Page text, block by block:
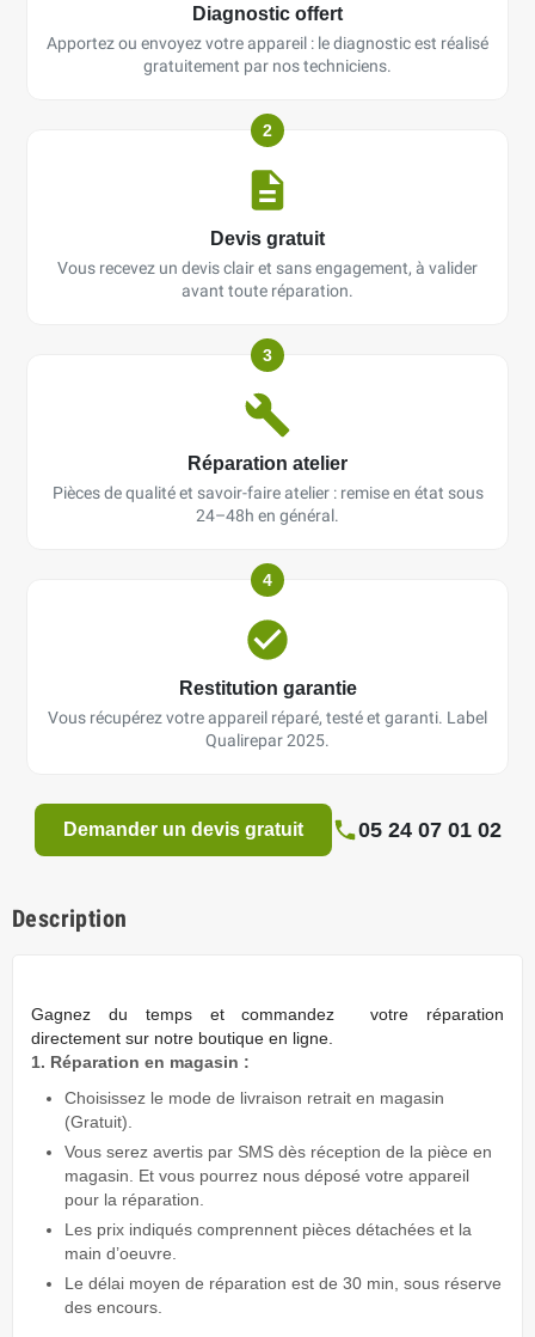
Diagnostic offert
Apportez ou envoyez votre appareil : le diagnostic est réalisé
gratuitement par nos techniciens.
2
Devis gratuit
Vous recevez un devis clair et sans engagement, à valider
avant toute réparation.
3
Réparation atelier
Pièces de qualité et savoir-faire atelier : remise en état sous
24–48h en général.
4
Restitution garantie
Vous récupérez votre appareil réparé, testé et garanti. Label
Qualirepar 2025.
Demander un devis gratuit 05 24 07 01 02
Description
Gagnez du temps et commandez votre réparation
directement sur notre boutique en ligne.
1. Réparation en magasin :
Choisissez le mode de livraison retrait en magasin
(Gratuit).
Vous serez avertis par SMS dès réception de la pièce en
magasin. Et vous pourrez nous déposé votre appareil
pour la réparation.
Les prix indiqués comprennent pièces détachées et la
main d’oeuvre.
Le délai moyen de réparation est de 30 min, sous réserve
des encours.